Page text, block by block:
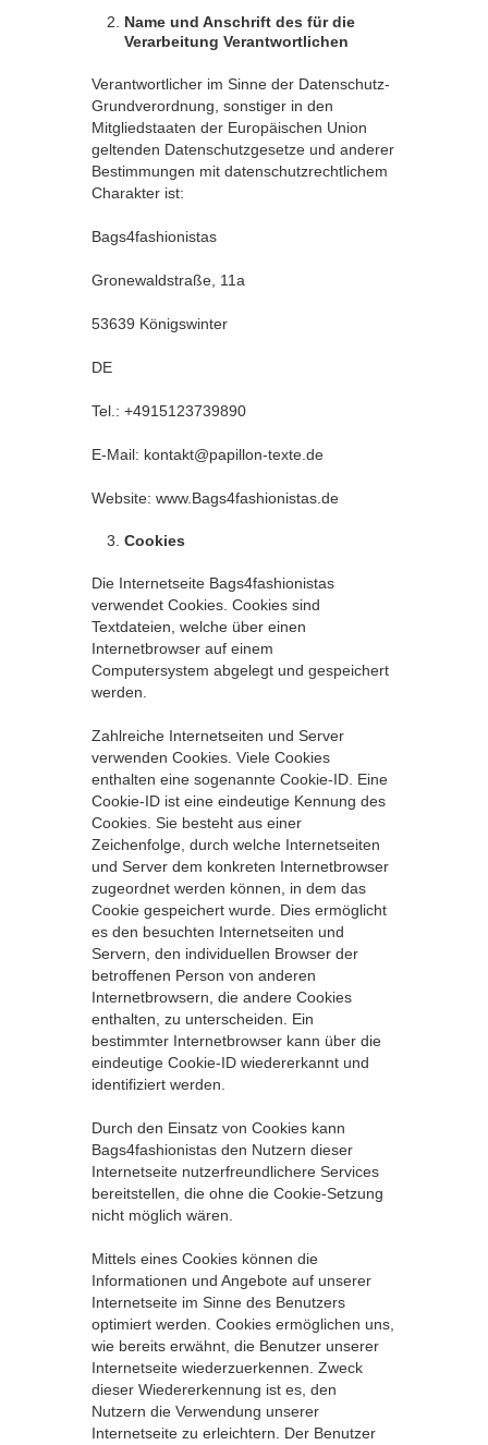
Name und Anschrift des für die
Verarbeitung Verantwortlichen
Verantwortlicher im Sinne der Datenschutz-
Grundverordnung, sonstiger in den
Mitgliedstaaten der Europäischen Union
geltenden Datenschutzgesetze und anderer
Bestimmungen mit datenschutzrechtlichem
Charakter ist:
Bags4fashionistas
Gronewaldstraße, 11a
53639 Königswinter
DE
Tel.: +4915123739890
E-Mail: kontakt@papillon-texte.de
Website: www.Bags4fashionistas.de
Cookies
Die Internetseite Bags4fashionistas
verwendet Cookies. Cookies sind
Textdateien, welche über einen
Internetbrowser auf einem
Computersystem abgelegt und gespeichert
werden.
Zahlreiche Internetseiten und Server
verwenden Cookies. Viele Cookies
enthalten eine sogenannte Cookie-ID. Eine
Cookie-ID ist eine eindeutige Kennung des
Cookies. Sie besteht aus einer
Zeichenfolge, durch welche Internetseiten
und Server dem konkreten Internetbrowser
zugeordnet werden können, in dem das
Cookie gespeichert wurde. Dies ermöglicht
es den besuchten Internetseiten und
Servern, den individuellen Browser der
betroffenen Person von anderen
Internetbrowsern, die andere Cookies
enthalten, zu unterscheiden. Ein
bestimmter Internetbrowser kann über die
eindeutige Cookie-ID wiedererkannt und
identifiziert werden.
Durch den Einsatz von Cookies kann
Bags4fashionistas den Nutzern dieser
Internetseite nutzerfreundlichere Services
bereitstellen, die ohne die Cookie-Setzung
nicht möglich wären.
Mittels eines Cookies können die
Informationen und Angebote auf unserer
Internetseite im Sinne des Benutzers
optimiert werden. Cookies ermöglichen uns,
wie bereits erwähnt, die Benutzer unserer
Internetseite wiederzuerkennen. Zweck
dieser Wiedererkennung ist es, den
Nutzern die Verwendung unserer
Internetseite zu erleichtern. Der Benutzer